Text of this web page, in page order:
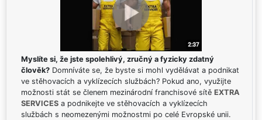
Myslíte si, že jste spolehlivý, zručný a fyzicky zdatný
člověk? Domníváte se, že byste si mohl vydělávat a podnikat
ve stěhovacích a vyklízecích službách? Pokud ano, využijte
možnosti stát se členem mezinárodní franchisové sítě EXTRA
SERVICES a podnikejte ve stěhovacích a vyklízecích
službách s neomezenými možnostmi po celé Evropské unii.